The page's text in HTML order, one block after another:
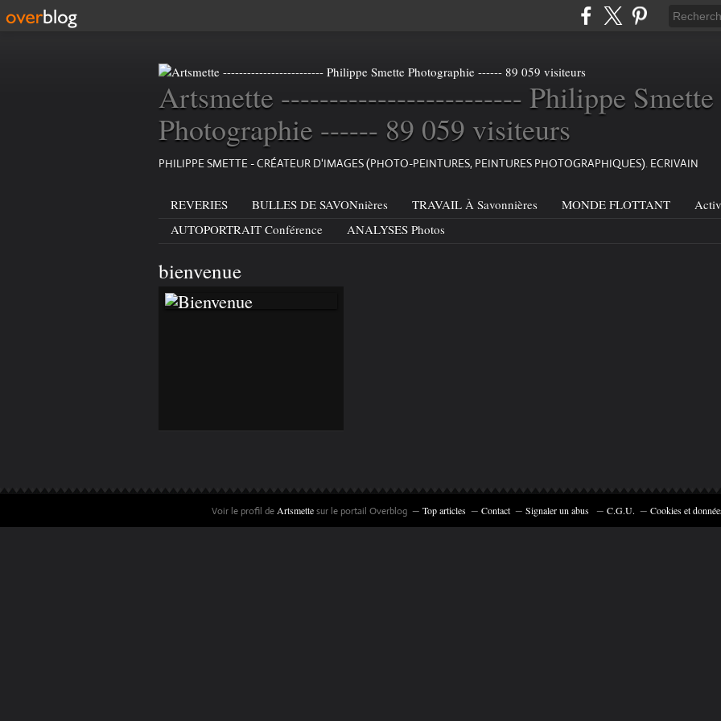
Artsmette ------------------------- Philippe Smette
Photographie ------ 89 059 visiteurs
PHILIPPE SMETTE - CRÉATEUR D'IMAGES (PHOTO-PEINTURES, PEINTURES PHOTOGRAPHIQUES). ECRIVAIN
REVERIES BULLES DE SAVONnières TRAVAIL À Savonnières MONDE FLOTTANT
AUTOPORTRAIT Conférence
ANALYSES Photos
bienvenue
Voir le profil de Artsmettesur le portail Overblog Top articles Contact Signaler un abus C.G.U. Cookies et